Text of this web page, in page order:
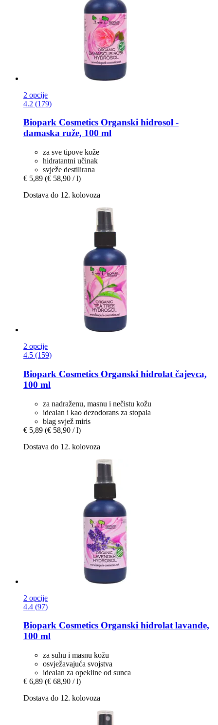
2 opcije
4.2 (179)
Biopark Cosmetics Organski hidrosol -​
damaska ruže, 100 ml
za sve tipove kože
hidratantni učinak
svježe destilirana
€ 5,89 (€ 58,90 / l)
Dostava do 12. kolovoza
2 opcije
4.5 (159)
Biopark Cosmetics Organski hidrolat čajevca,
100 ml
za nadraženu, masnu i nečistu kožu
idealan i kao dezodorans za stopala
blag svjež miris
€ 5,89 (€ 58,90 / l)
Dostava do 12. kolovoza
2 opcije
4.4 (97)
Biopark Cosmetics Organski hidrolat lavande,
100 ml
za suhu i masnu kožu
osvježavajuća svojstva
idealan za opekline od sunca
€ 6,89 (€ 68,90 / l)
Dostava do 12. kolovoza